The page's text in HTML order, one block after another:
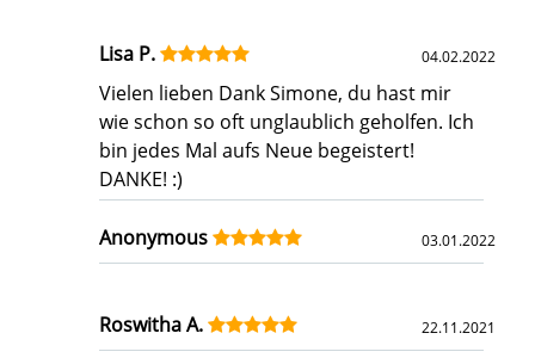
Lisa P. 04.02.2022
Vielen lieben Dank Simone, du hast mir
wie schon so oft unglaublich geholfen. Ich
bin jedes Mal aufs Neue begeistert!
DANKE! :)
Anonymous 03.01.2022
Roswitha A. 22.11.2021